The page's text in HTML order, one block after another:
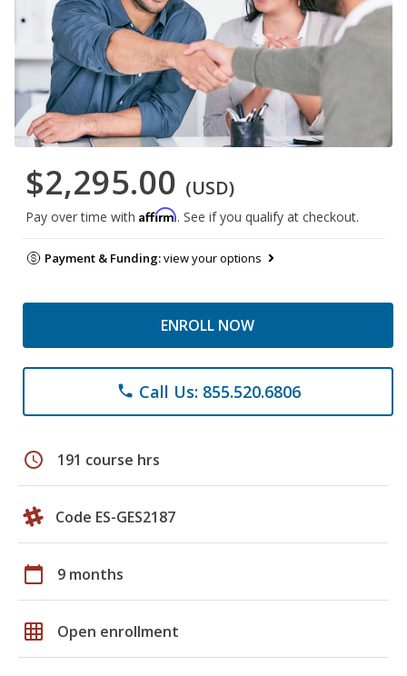
$2,295.00 (USD)
Pay over time with Affirm. See if you qualify at checkout.
Payment & Funding:view your options
ENROLL NOW
phone Call Us: 855.520.6806
schedule 191 course hrs
Code ES-GES2187
calendar_today 9 months
grid_on Open enrollment